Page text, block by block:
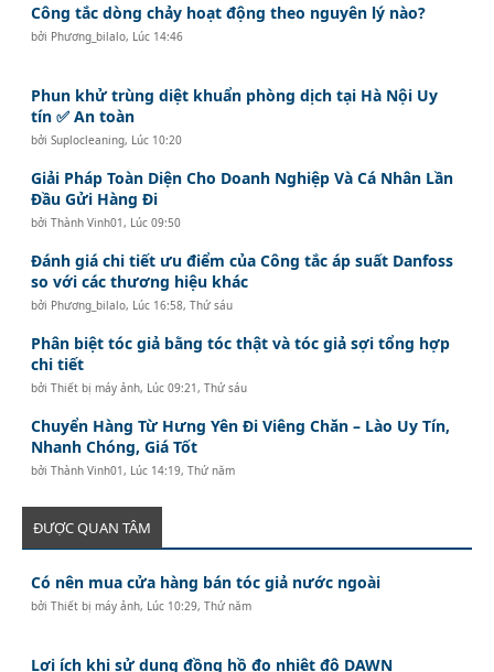
Công tắc dòng chảy hoạt động theo nguyên lý nào?
bởi Phương_bilalo, Lúc 14:46
Phun khử trùng diệt khuẩn phòng dịch tại Hà Nội Uy
tín ✅ An toàn
bởiSuplocleaning, Lúc 10:20
Giải Pháp Toàn Diện Cho Doanh Nghiệp Và Cá Nhân Lần
Đầu Gửi Hàng Đi
bởiThành Vinh01 , Lúc 09:50
Đánh giá chi tiết ưu điểm của Công tắc áp suất Danfoss
so với các thương hiệu khác
bởi Phương_bilalo, Lúc 16:58, Thứ sáu
Phân biệt tóc giả bằng tóc thật và tóc giả sợi tổng hợp
chi tiết
bởiThiết bị máy ảnh, Lúc 09:21, Thứ sáu
Chuyển Hàng Từ Hưng Yên Đi Viêng Chăn – Lào Uy Tín,
Nhanh Chóng, Giá Tốt
bởiThành Vinh01 , Lúc 14:19, Thứ năm
ĐƯỢC QUAN TÂM
Có nên mua cửa hàng bán tóc giả nước ngoài
bởiThiết bị máy ảnh, Lúc 10:29, Thứ năm
Lợi ích khi sử dụng đồng hồ đo nhiệt độ DAWN